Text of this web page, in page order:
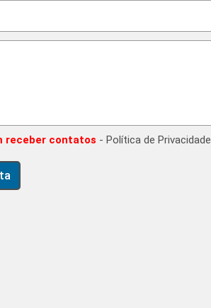
receber contatos - Política de Privacidade